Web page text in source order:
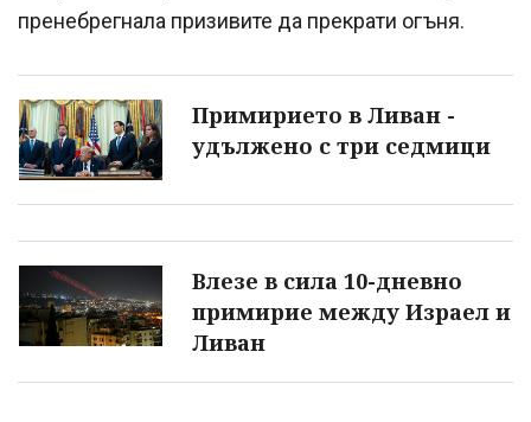
пренебрегнала призивите да прекрати огъня.
Примирието в Ливан -
удължено с три седмици
Влезе в сила 10-дневно
примирие между Израел и
Ливан